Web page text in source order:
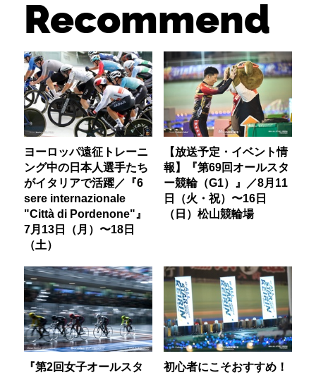
Recommend
ヨーロッパ遠征トレーニ
ング中の日本人選手たち
がイタリアで活躍／『6
sere internazionale
"Città di Pordenone"』
7月13日（月）〜18日
（土）
【放送予定・イベント情
報】『第69回オールスタ
ー競輪（G1）』／8月11
日（火・祝）〜16日
（日）松山競輪場
『第2回女子オールスタ
初心者にこそおすすめ！